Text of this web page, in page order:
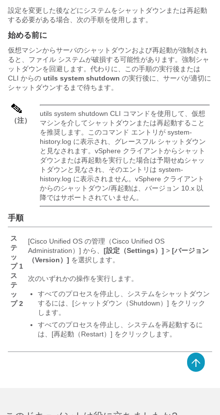
設定を変更した後などにシステムをシャットダウンまたは再起動
する必要がある場合、次の手順を使用します。
始める前に
仮想マシンからサーバのシャットダウンおよび再起動が強制され
ると、ファイル システムが破損する可能性があります。強制シャ
ットダウンを回避します。代わりに、この手順の実行後または
CLI からの utils system shutdown の実行後に、サーバが適切に
シャットダウンするまで待ちます。
（注）
utils system shutdown CLI コマンドを使用して、仮想
マシンを介してシャットダウンまたは再起動すること
を推奨します。このコマンド エントリが system-
history.log に表示され、グレースフル シャットダウン
と見なされます。vSphere クライアントからシャット
ダウンまたは再起動を実行した場合は予期せぬシャッ
トダウンと見なされ、そのエントリは system-
history.log に表示されません。vSphere クライアント
からのシャットダウン/再起動は、バージョン 10.x 以
降ではサポートされていません。
手順
ス
テ
ッ
プ 1
[Cisco Unified OS の管理（Cisco Unified OS
Administration）] から、 [設定（Settings）] > [バージョン
（Version）] を選択します。
ス
テ
ッ
プ 2
次のいずれかの操作を実行します。
すべてのプロセスを停止し、システムをシャットダウン
するには、[シャットダウン（Shutdown）] をクリック
します。
すべてのプロセスを停止し、システムを再起動するに
は、[再起動（Restart）] をクリックします。